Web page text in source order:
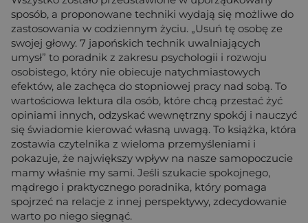
sposób, a proponowane techniki wydają się możliwe do
zastosowania w codziennym życiu. „Usuń tę osobę ze
swojej głowy. 7 japońskich technik uwalniających
umysł” to poradnik z zakresu psychologii i rozwoju
osobistego, który nie obiecuje natychmiastowych
efektów, ale zachęca do stopniowej pracy nad sobą. To
wartościowa lektura dla osób, które chcą przestać żyć
opiniami innych, odzyskać wewnętrzny spokój i nauczyć
się świadomie kierować własną uwagą. To książka, która
zostawia czytelnika z wieloma przemyśleniami i
pokazuje, że największy wpływ na nasze samopoczucie
mamy właśnie my sami. Jeśli szukacie spokojnego,
mądrego i praktycznego poradnika, który pomaga
spojrzeć na relacje z innej perspektywy, zdecydowanie
warto po niego sięgnąć.